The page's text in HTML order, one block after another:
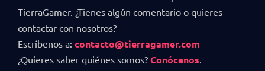
TierraGamer. ¿Tienes algún comentario o quieres
contactar con nosotros?
Escríbenos a: contacto@tierragamer.com
¿Quieres saber quiénes somos? Conócenos